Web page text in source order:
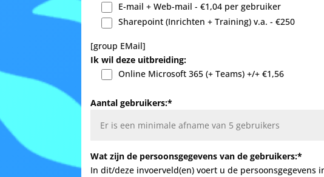
E-mail + Web-mail - €1,04 per gebruiker
Sharepoint (Inrichten + Training) v.a. - €250
[group EMail]
Ik wil deze uitbreiding:
Online Microsoft 365 (+ Teams) +/+ €1,56
Aantal gebruikers:*
Wat zijn de persoonsgegevens van de gebruikers:*
In dit/deze invoerveld(en) voert u de